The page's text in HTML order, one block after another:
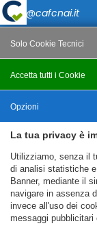
caf@cafcnai.it
Posta Certificata
PRIVACY
Note Legali
Policy
Cookie Policy
La tua privacy è
Utilizziamo, senza il
di analisi statistiche
Banner, mediante il
navigare in assenza
invece all'uso dei
messaggi pubblicitari
Accetta tutti i Cookie
Solo Cookie Tecnici
Salva
Opzioni
Nascondi Opzioni